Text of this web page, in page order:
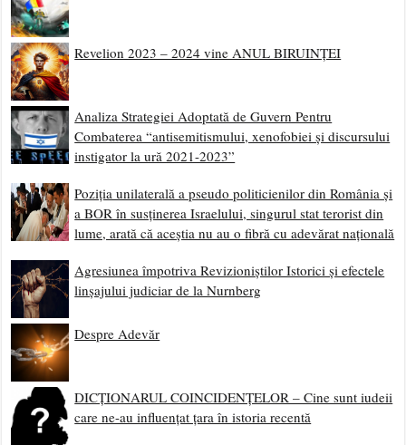
Revelion 2023 – 2024 vine ANUL BIRUINȚEI
Analiza Strategiei Adoptată de Guvern Pentru
Combaterea “antisemitismului, xenofobiei și discursului
instigator la ură 2021-2023”
Poziția unilaterală a pseudo politicienilor din România și
a BOR în susținerea Israelului, singurul stat terorist din
lume, arată că aceștia nu au o fibră cu adevărat națională
Agresiunea împotriva Revizioniștilor Istorici și efectele
linșajului judiciar de la Nurnberg
Despre Adevăr
DICȚIONARUL COINCIDENȚELOR – Cine sunt iudeii
care ne-au influențat țara în istoria recentă